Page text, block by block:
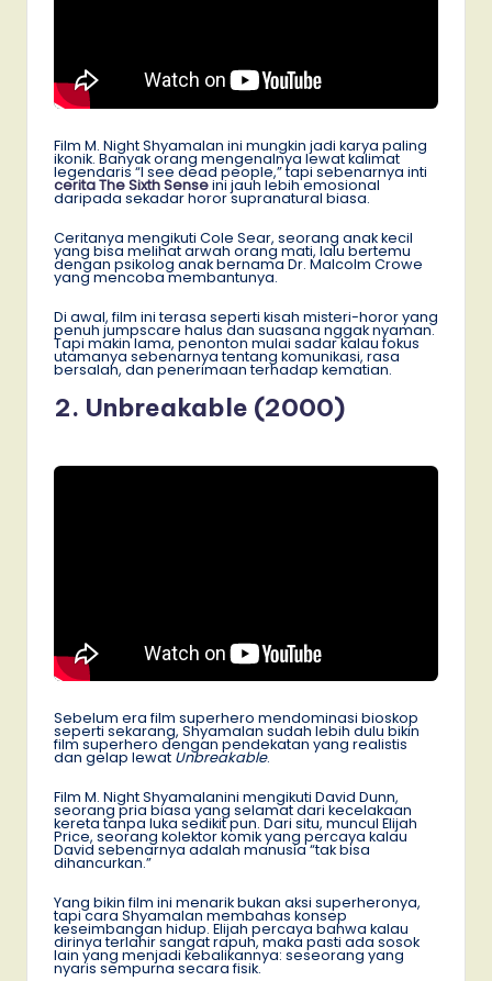
Film M. Night Shyamalan ini mungkin jadi karya paling
ikonik. Banyak orang mengenalnya lewat kalimat
legendaris “I see dead people,” tapi sebenarnya inti
cerita The Sixth Senseini jauh lebih emosional
daripada sekadar horor supranatural biasa.
Ceritanya mengikuti Cole Sear, seorang anak kecil
yang bisa melihat arwah orang mati, lalu bertemu
dengan psikolog anak bernama Dr. Malcolm Crowe
yang mencoba membantunya.
Di awal, film ini terasa seperti kisah misteri-horor yang
penuh jumpscare halus dan suasana nggak nyaman.
Tapi makin lama, penonton mulai sadar kalau fokus
utamanya sebenarnya tentang komunikasi, rasa
bersalah, dan penerimaan terhadap kematian.
2. Unbreakable (2000)
Sebelum era film superhero mendominasi bioskop
seperti sekarang, Shyamalan sudah lebih dulu bikin
film superhero dengan pendekatan yang realistis
dan gelap lewat Unbreakable.
Film M. Night Shyamalanini mengikuti David Dunn,
seorang pria biasa yang selamat dari kecelakaan
kereta tanpa luka sedikit pun. Dari situ, muncul Elijah
Price, seorang kolektor komik yang percaya kalau
David sebenarnya adalah manusia “tak bisa
dihancurkan.”
Yang bikin film ini menarik bukan aksi superheronya,
tapi cara Shyamalan membahas konsep
keseimbangan hidup. Elijah percaya bahwa kalau
dirinya terlahir sangat rapuh, maka pasti ada sosok
lain yang menjadi kebalikannya: seseorang yang
nyaris sempurna secara fisik.